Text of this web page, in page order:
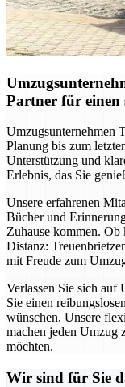
Partner für einen
Umzugsunternehmen
Planung bis zum
Unterstützung und
Erlebnis, das Sie
Unsere erfahrenen
Bücher und
Zuhause kommen.
Distanz:
mit Freude zum
Verlassen Sie sich auf
Sie einen
wünschen. Unsere
machen jeden Umzug
möchten.
Wir sind für Sie